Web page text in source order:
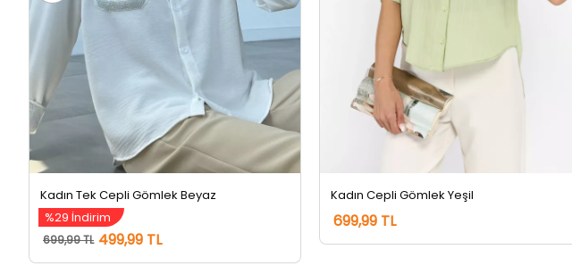
Kadın Tek Cepli Gömlek Beyaz
%29 İndirim
699,99 TL 499,99 TL
Kadın Cepli Gömlek Yeşil
699,99 TL